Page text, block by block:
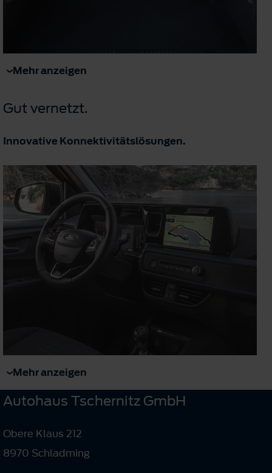
Mehr anzeigen
Gut vernetzt.
Innovative Konnektivitätslösungen.
Mehr anzeigen
Autohaus Tschernitz GmbH
Obere Klaus 212
8970 Schladming